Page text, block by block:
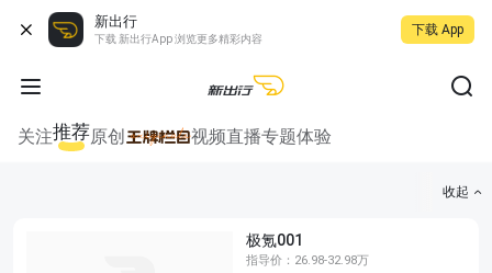
新出行
下载 新出行App 浏览更多精彩内容
下载 App
关注推荐原创 视频直播专题体验
收起
极氪001
指导价：26.98-32.98万